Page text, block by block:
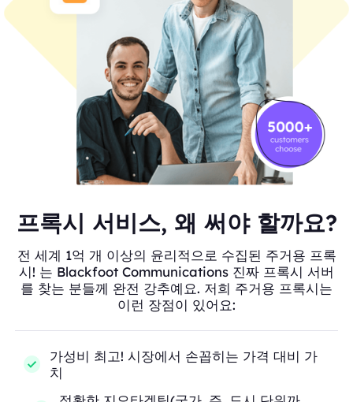
프록시 서비스, 왜 써야 할까요?
전 세계 1억 개 이상의 윤리적으로 수집된 주거용 프록
시! 는 Blackfoot Communications 진짜 프록시 서버
를 찾는 분들께 완전 강추예요. 저희 주거용 프록시는
이런 장점이 있어요:
가성비 최고! 시장에서 손꼽히는 가격 대비 가
치